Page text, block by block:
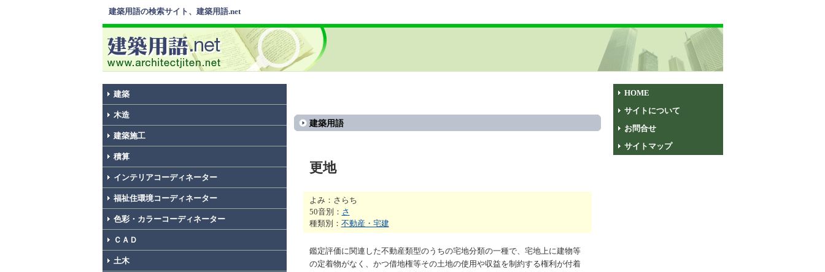
建築用語の検索サイト、建築用語.net
建築
木造
建築施工
積算
インテリアコーディネーター
福祉住環境コーディネーター
色彩・カラーコーディネーター
ＣＡＤ
土木
建築用語
更地
よみ：さらち
50音別： さ
種類別： 不動産・宅建
鑑定評価に関連した不動産類型のうちの宅地分類の一種で、宅地上に建物等
の定着物がなく、かつ借地権等その土地の使用や収益を制約する権利が付着
HOME
サイトについて
お問合せ
サイトマップ